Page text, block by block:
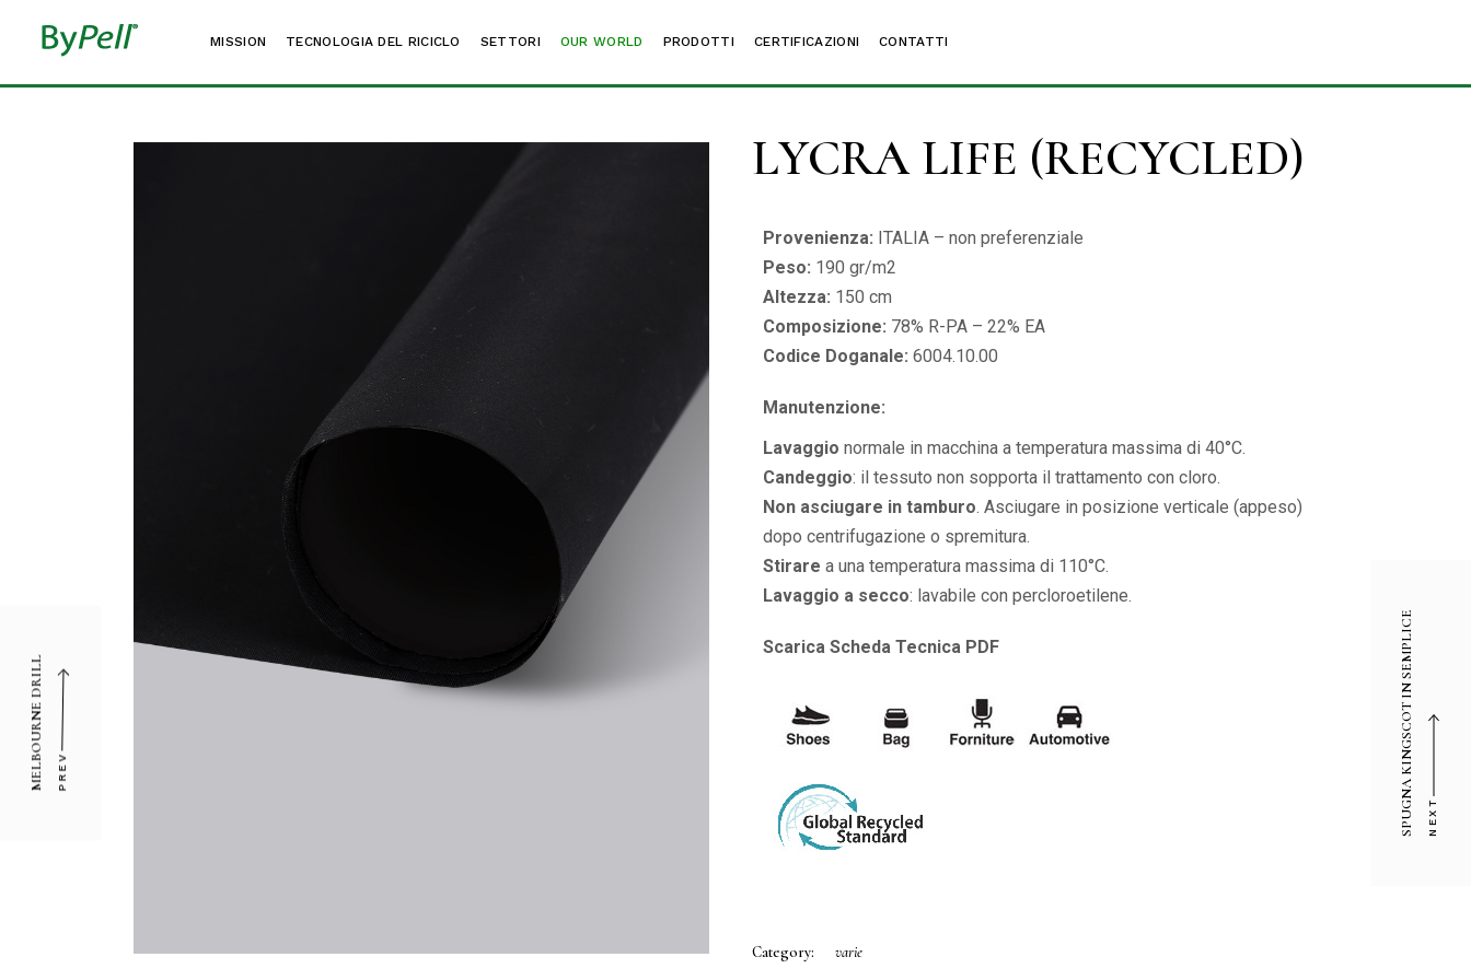
MISSION TECNOLOGIA DEL RICICLO SETTORI OUR WORLD PRODOTTI CERTIFICAZIONI CONTATTI
CALZATURA / PELLETTERIA LCA
LYCRA LIFE (RECYCLED)
Provenienza: ITALIA – non preferenziale
Peso: 190 gr/m2
Altezza: 150 cm
Composizione: 78% R-PA – 22% EA
Codice Doganale: 6004.10.00
Manutenzione:
Lavaggio normale in macchina a temperatura massima di 40°C.
Candeggio: il tessuto non sopporta il trattamento con cloro.
Non asciugare in tamburo. Asciugare in posizione verticale (appeso)
dopo centrifugazione o spremitura.
Stirare a una temperatura massima di 110°C.
Lavaggio a secco: lavabile con percloroetilene.
Scarica Scheda Tecnica PDF
Category: varie
MELBOURNE DRILL PREV SPUGNA KINGSCOT IN SEMPLICE NEXT